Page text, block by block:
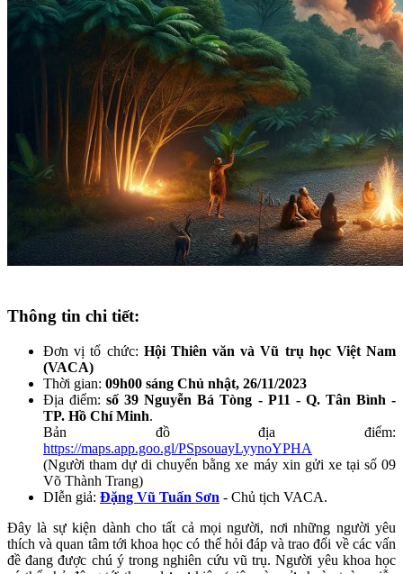
Thông tin chi tiết:
Đơn vị tổ chức: Hội Thiên văn và Vũ trụ học Việt Nam
(VACA)
Thời gian: 09h00 sáng Chủ nhật, 26/11/2023
Địa điểm:số 39 Nguyễn Bá Tòng - P11 - Q. Tân Bình -
TP. Hồ Chí Minh.
Bản đồ địa điểm:
https://maps.app.goo.gl/PSpsouayLyynoYPHA
(Người tham dự di chuyển bằng xe máy xin gửi xe tại số 09
Võ Thành Trang)
DIễn giả: Đặng Vũ Tuấn Sơn - Chủ tịch VACA.
Đây là sự kiện dành cho tất cả mọi người, nơi những người yêu
thích và quan tâm tới khoa học có thể hỏi đáp và trao đổi về các vấn
đề đang được chú ý trong nghiên cứu vũ trụ. Người yêu khoa học